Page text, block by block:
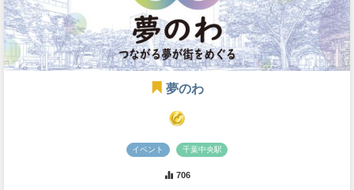
夢のわ
イベント 千葉中央駅
706